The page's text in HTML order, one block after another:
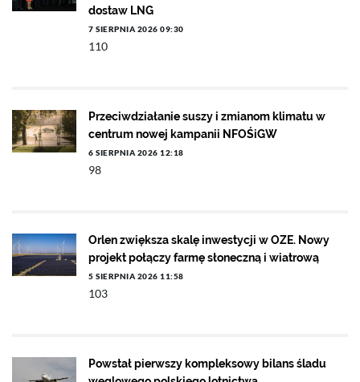
dostaw LNG
7 SIERPNIA 2026 09:30
110
Przeciwdziałanie suszy i zmianom klimatu w
centrum nowej kampanii NFOŚiGW
6 SIERPNIA 2026 12:18
98
Orlen zwiększa skalę inwestycji w OZE. Nowy
projekt połączy farmę słoneczną i wiatrową
5 SIERPNIA 2026 11:58
103
Powstał pierwszy kompleksowy bilans śladu